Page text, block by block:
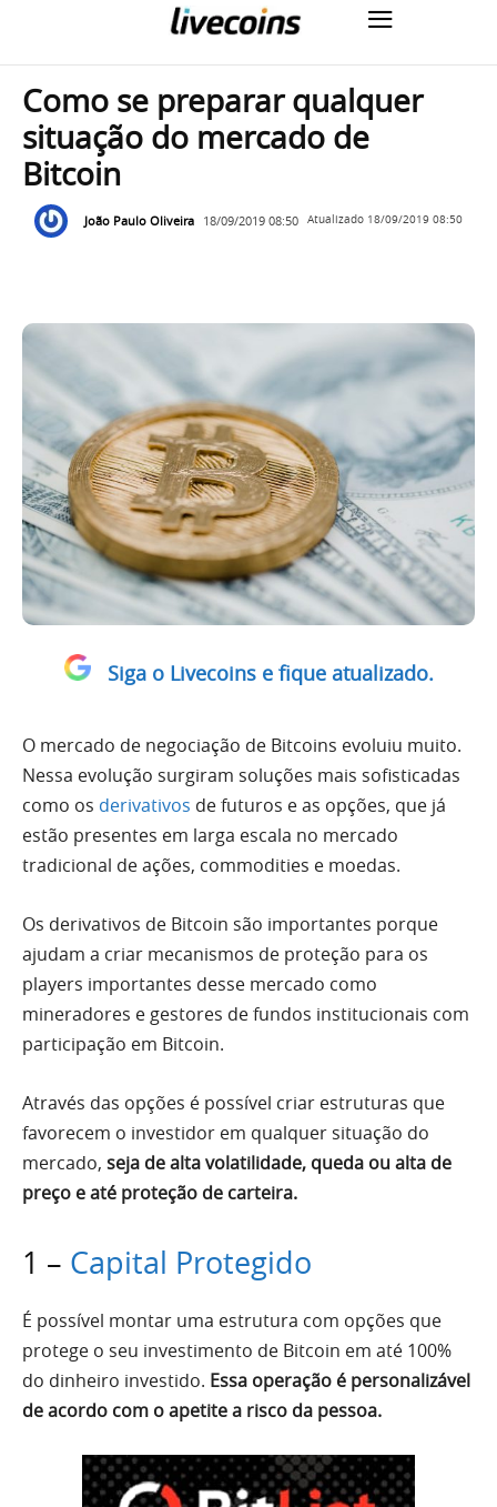
Como se preparar qualquer
situação do mercado de
Bitcoin
João Paulo Oliveira 18/09/2019 08:50 Atualizado 18/09/2019 08:50
Siga o Livecoins e fique atualizado.
O mercado de negociação de Bitcoins evoluiu muito.
Nessa evolução surgiram soluções mais sofisticadas
como os derivativos de futuros e as opções, que já
estão presentes em larga escala no mercado
tradicional de ações, commodities e moedas.
Os derivativos de Bitcoin são importantes porque
ajudam a criar mecanismos de proteção para os
players importantes desse mercado como
mineradores e gestores de fundos institucionais com
participação em Bitcoin.
Através das opções é possível criar estruturas que
favorecem o investidor em qualquer situação do
mercado, seja de alta volatilidade, queda ou alta de
preço e até proteção de carteira.
1 – Capital Protegido
É possível montar uma estrutura com opções que
protege o seu investimento de Bitcoin em até 100%
do dinheiro investido. Essa operação é personalizável
de acordo com o apetite a risco da pessoa.